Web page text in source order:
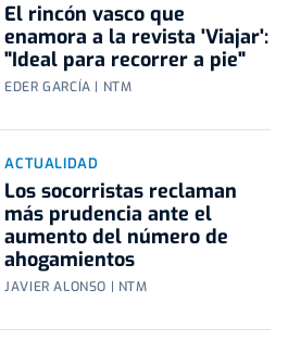
El rincón vasco que
enamora a la revista 'Viajar':
"Ideal para recorrer a pie"
EDER GARCÍA | NTM
ACTUALIDAD
Los socorristas reclaman
más prudencia ante el
aumento del número de
ahogamientos
JAVIER ALONSO | NTM